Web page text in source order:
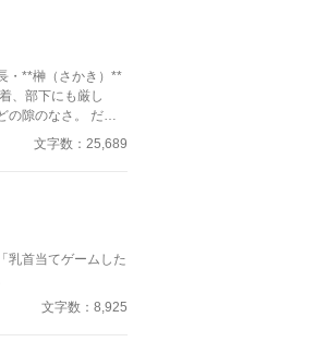
・**榊（さかき）**
、部下にも厳し
の隙のなさ。 だ
とは、誰も想像して
ラブル対応で二人
「……そんな顔、部
僅かに緩んだ榊の
はデスク越しに距
掴む。 引き寄せら
文字数：25,689
乳首当てゲームした
文字数：8,925